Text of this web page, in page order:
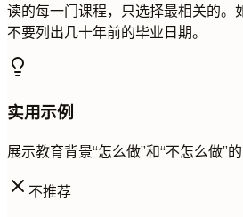
读的每一门课程，只选择最相关的。
不要列出几十年前的毕业日期。
实用示例
展示教育背景“怎么做”和“不怎么做”
不推荐